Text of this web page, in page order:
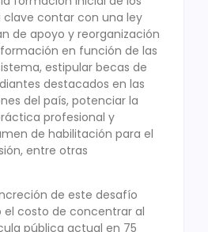
clave contar con una ley
de apoyo y reorganización
en función de las
estipular becas de
destacados en las
del país, potenciar la
profesional y
de habilitación para el
entre otras
de este desafío
el costo de concentrar al
pública actual en 75